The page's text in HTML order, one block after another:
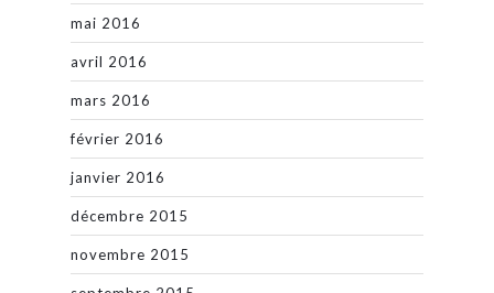
mai 2016
avril 2016
mars 2016
février 2016
janvier 2016
décembre 2015
novembre 2015